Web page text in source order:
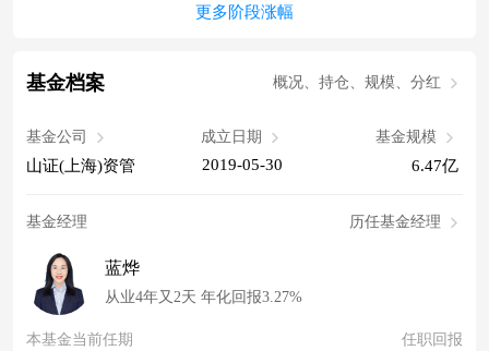
更多阶段涨幅
基金档案 概况、持仓、规模、分红
基金公司
山证(上海)资管
成立日期
2019-05-30
基金规模
6.47亿
基金经理 历任基金经理
蓝烨
从业4年又2天 年化回报3.27%
本基金当前任期 任职回报